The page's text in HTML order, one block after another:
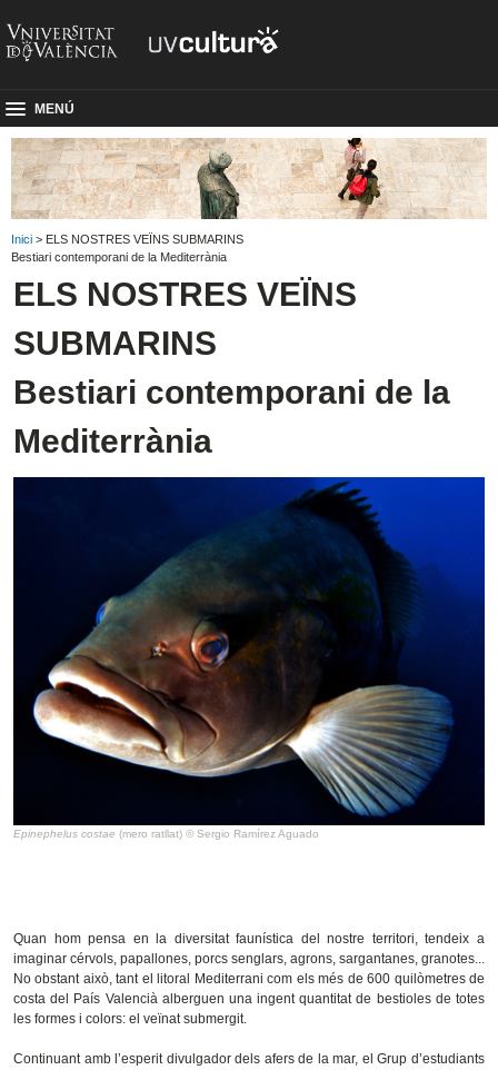
MENÚ
Inici > ELS NOSTRES VEÏNS SUBMARINS
Bestiari contemporani de la Mediterrània
ELS NOSTRES VEÏNS
SUBMARINS
Bestiari contemporani de la
Mediterrània
Epinephelus costae (mero ratllat) © Sergio Ramírez Aguado
Quan hom pensa en la diversitat faunística del nostre territori, tendeix a
imaginar cérvols, papallones, porcs senglars, agrons, sargantanes, granotes...
No obstant això, tant el litoral Mediterrani com els més de 600 quilòmetres de
costa del País Valencià alberguen una ingent quantitat de bestioles de totes
les formes i colors: el veïnat submergit.
Continuant amb l’esperit divulgador dels afers de la mar, el Grup d’estudiants